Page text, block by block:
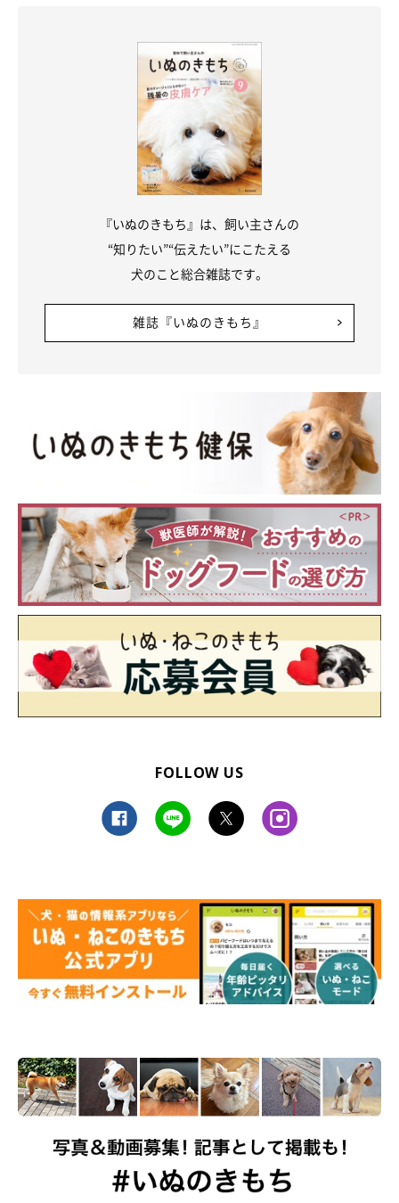
犬の時は良いとか言い始め、犬じゃない時もあるのかと問えば、
眠いとはぐらかされ(笑)
す。そして、急に意味不明なことを言い出したので、犬に戻った
と言うことでしょうか(笑)
『いぬのきもち』は、飼い主さんの
“知りたい”“伝えたい”にこたえる
犬のこと総合雑誌です。
雑誌『いぬのきもち』
FOLLOW US